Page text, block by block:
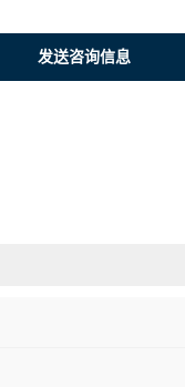
发送咨询信息